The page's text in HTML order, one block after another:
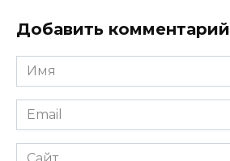
Добавить комментарий
Имя
*
Email
*
Сайт